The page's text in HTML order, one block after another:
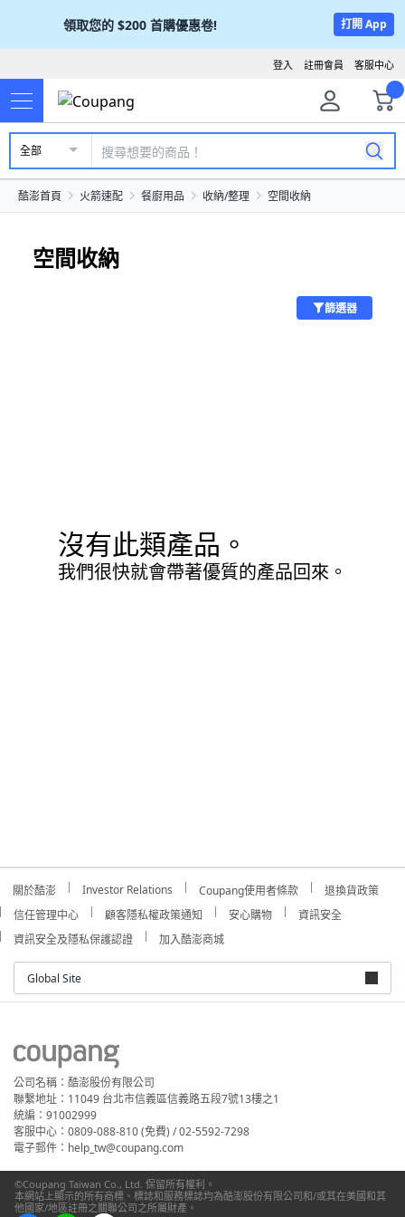
領取您的 $200 首購優惠卷! 打開 App
客服中心
註冊會員
登入
全部
酷澎首頁 火箭速配 餐廚用品 收納/整理 空間收納
空間收納
篩選器
沒有此類產品。
我們很快就會帶著優質的產品回來。
關於酷澎 Investor Relations Coupang使用者條款
退換貨政策
信任管理中心
顧客隱私權政策通知 安心購物
資訊安全
資訊安全及隱私保護認證
加入酷澎商城
Global Site
公司名稱：酷澎股份有限公司
聯繫地址：11049 台北市信義區信義路五段7號13樓之1
統編：91002999
客服中心：0809-088-810 (免費) / 02-5592-7298
電子郵件：help_tw@coupang.com
©Coupang Taiwan Co., Ltd. 保留所有權利。
本網站上顯示的所有商標、標誌和服務標誌均為酷澎股份有限公司和/或其在美國和其
他國家/地區註冊之關聯公司之所屬財產。